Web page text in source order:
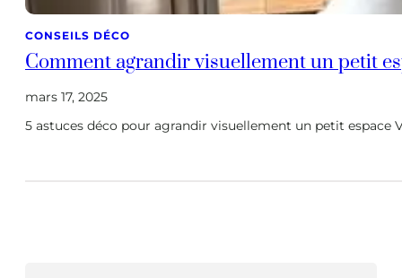
CONSEILS DÉCO
Comment agrandir visuellement un petit
mars 17, 2025
5 astuces déco pour agrandir visuellement un petit